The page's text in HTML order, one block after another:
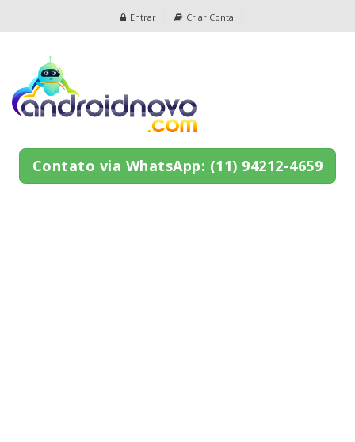
Entrar Criar Conta
Contato via WhatsApp: (11) 94212-4659